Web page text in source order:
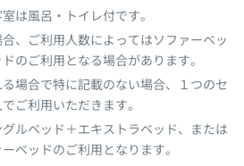
は風呂・トイレ付です。
、ご利用人数によってはソファーベッ
のご利用となる場合があります。
場合で特に記載のない場合、１つのセ
ご利用いただきます。
ルベッド＋エキストラベッド、または
ベッドのご利用となります。